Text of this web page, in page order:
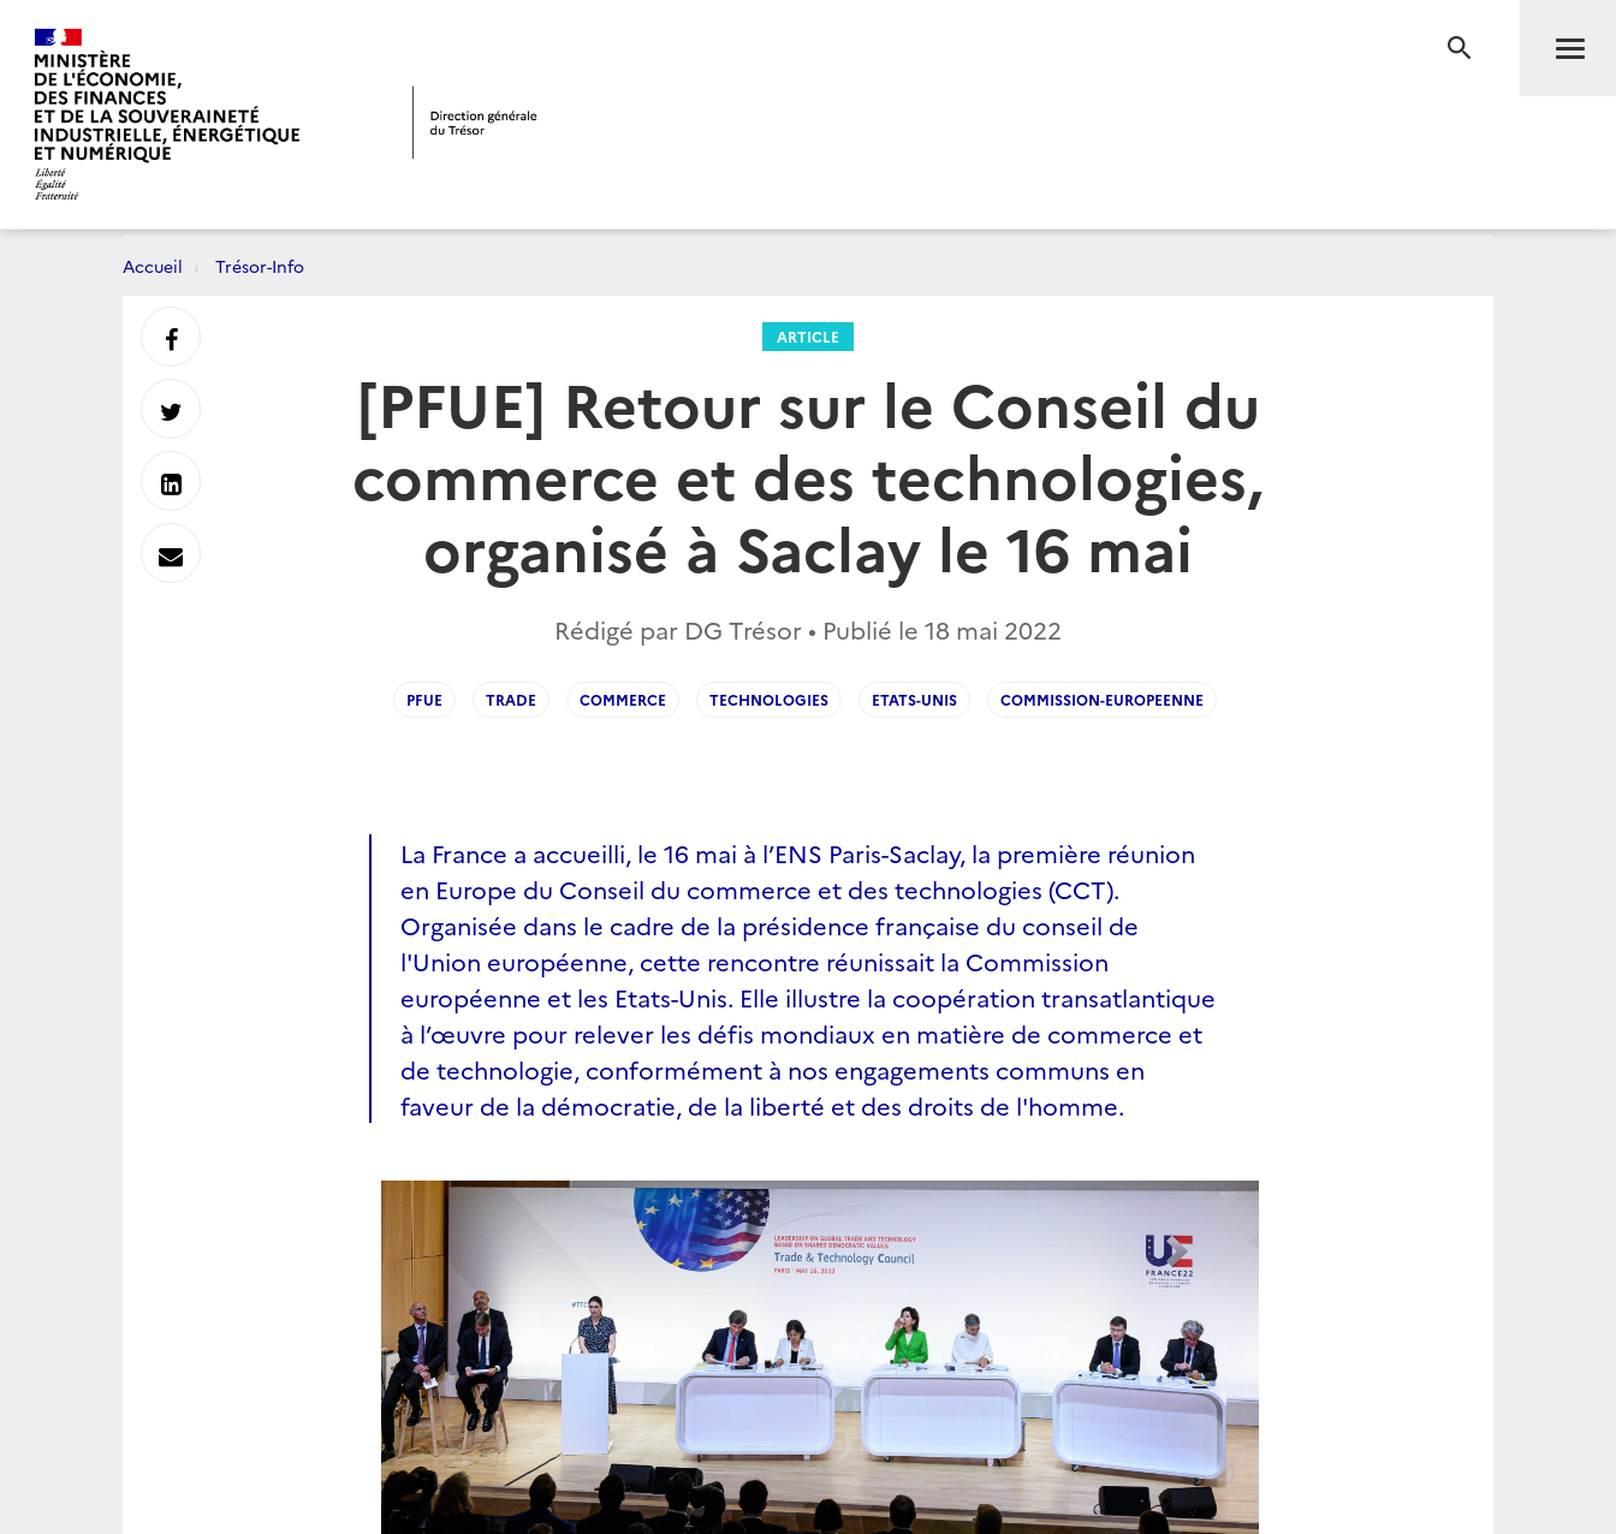
RECHERCHE
Accueil Trésor-Info
ARTICLE
[PFUE] Retour sur le Conseil du
commerce et des technologies,
organisé à Saclay le 16 mai
Rédigé par DG Trésor • Publié le 18 mai 2022
PFUE TRADE COMMERCE TECHNOLOGIES ETATS-UNIS COMMISSION-EUROPEENNE
La France a accueilli, le 16 mai à l’ENS Paris-Saclay, la première réunion
en Europe du Conseil du commerce et des technologies (CCT).
Organisée dans le cadre de la présidence française du conseil de
l'Union européenne, cette rencontre réunissait la Commission
européenne et les Etats-Unis. Elle illustre la coopération transatlantique
à l’œuvre pour relever les défis mondiaux en matière de commerce et
de technologie, conformément à nos engagements communs en
faveur de la démocratie, de la liberté et des droits de l'homme.
Partager
sur
Partager
sur
Partager
sur
Envoyer